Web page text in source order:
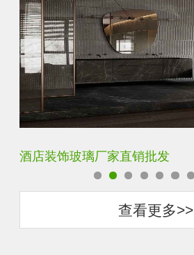
玻璃砖厂家直销批发
查看更多>>